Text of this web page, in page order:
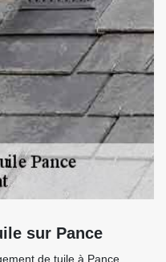
sur Pance
de tuile à Pance